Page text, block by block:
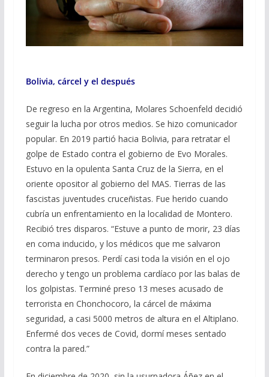
Bolivia, cárcel y el después
De regreso en la Argentina, Molares Schoenfeld decidió
seguir la lucha por otros medios. Se hizo comunicador
popular. En 2019 partió hacia Bolivia, para retratar el
golpe de Estado contra el gobierno de Evo Morales.
Estuvo en la opulenta Santa Cruz de la Sierra, en el
oriente opositor al gobierno del MAS. Tierras de las
fascistas juventudes cruceñistas. Fue herido cuando
cubría un enfrentamiento en la localidad de Montero.
Recibió tres disparos. “Estuve a punto de morir, 23 días
en coma inducido, y los médicos que me salvaron
terminaron presos. Perdí casi toda la visión en el ojo
derecho y tengo un problema cardíaco por las balas de
los golpistas. Terminé preso 13 meses acusado de
terrorista en Chonchocoro, la cárcel de máxima
seguridad, a casi 5000 metros de altura en el Altiplano.
Enfermé dos veces de Covid, dormí meses sentado
contra la pared.”